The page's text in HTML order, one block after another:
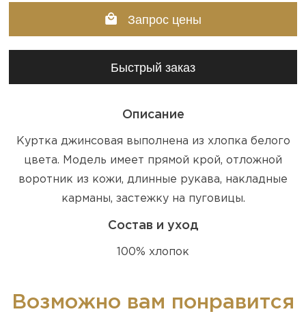
Запрос цены
Быстрый заказ
Описание
Куртка джинсовая выполнена из хлопка белого
цвета. Модель имеет прямой крой, отложной
воротник из кожи, длинные рукава, накладные
карманы, застежку на пуговицы.
Состав и уход
100% хлопок
Возможно вам понравится